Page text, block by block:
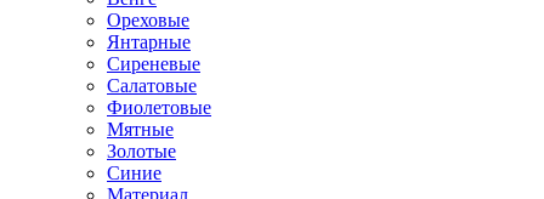
Ореховые
Янтарные
Сиреневые
Салатовые
Фиолетовые
Мятные
Золотые
Синие
Материал